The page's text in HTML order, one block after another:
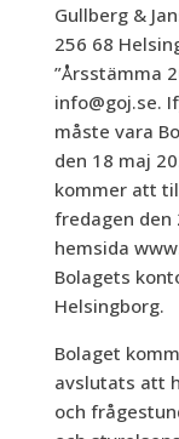
Gullberg &
256 68
”Årsstämma
info@goj.se.
måste vara
den 18 maj
kommer att
fredagen den
hemsida
Bolagets
Helsingborg.
Bolaget
avslutats att
och